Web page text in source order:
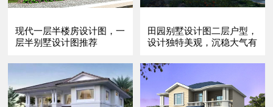
现代一层半楼房设计图，一
层半别墅设计图推荐
田园别墅设计图二层户型，
设计独特美观，沉稳大气有